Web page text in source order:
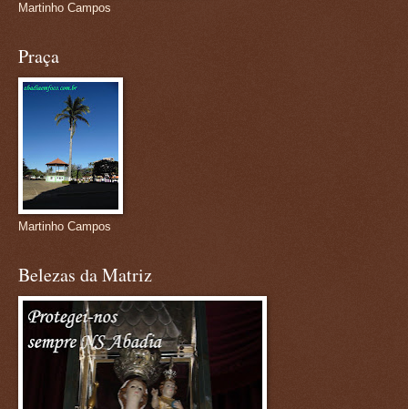
Martinho Campos
Praça
Martinho Campos
Belezas da Matriz